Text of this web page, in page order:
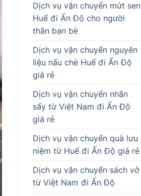
Dịch vụ vận chuyển mứt sen
Huế đi Ấn Độ cho người
thân bạn bè
Dịch vụ vận chuyển nguyên
liệu nấu chè Huế đi Ấn Độ
giá rẻ
Dịch vụ vận chuyển nhãn
sấy từ Việt Nam đi Ấn Độ
giá rẻ
Dịch vụ vận chuyển quà lưu
niệm từ Huế đi Ấn Độ giá rẻ
Dịch vụ vận chuyển sách vở
từ Việt Nam đi Ấn Độ